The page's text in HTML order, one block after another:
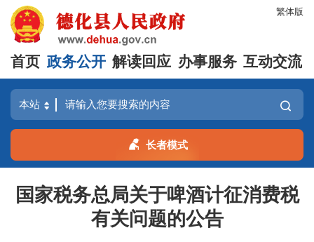
繁体版
首页 政务公开 解读回应 办事服务 互动交流
长者模式
国家税务总局关于啤酒计征消费税
有关问题的公告